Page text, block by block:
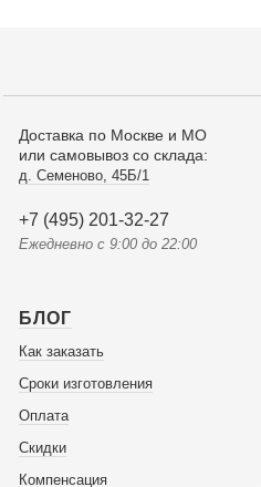
Доставка по Москве и МО
или самовывоз со склада:
д. Семеново, 45Б/1
+7 (495) 201-32-27
Ежедневно с 9:00 до 22:00
БЛОГ
Как заказать
Сроки изготовления
Оплата
Скидки
Компенсация